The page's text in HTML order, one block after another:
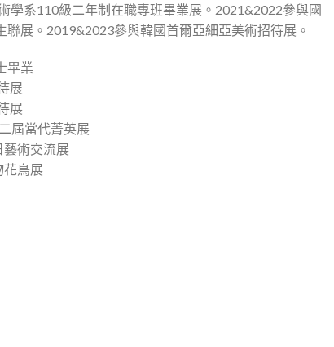
學系110級二年制在職專班畢業展。2021&2022參與國
展。2019&2023參與韓國首爾亞細亞美術招待展。
畢業
展
展
屆當代菁英展
藝術交流展
花鳥展